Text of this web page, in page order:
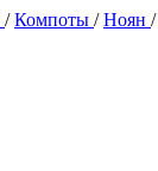
/Компоты /Ноян /